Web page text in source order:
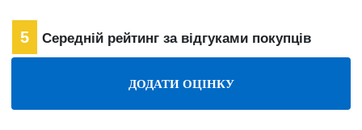
5 Середній рейтинг за відгуками покупців